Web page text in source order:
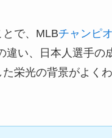
で、MLBチャンピ
違い、日本人選手の
栄光の背景がよく